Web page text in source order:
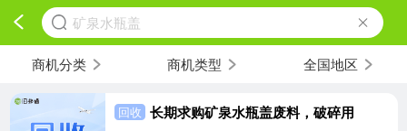
矿泉水瓶盖
商机分类 商机类型 全国地区
回收 长期求购矿泉水瓶盖废料，破碎用